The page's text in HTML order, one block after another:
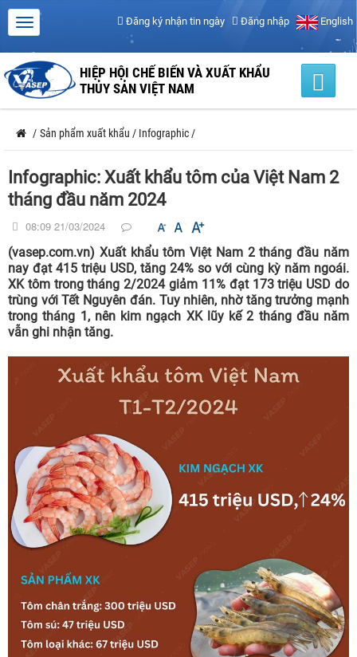
Đăng ký nhận tin ngày Đăng nhập English
HIỆP HỘI CHẾ BIẾN VÀ XUẤT KHẨU
THỦY SẢN VIỆT NAM
/ Sản phẩm xuất khẩu / Infographic /
Infographic: Xuất khẩu tôm của Việt Nam 2
tháng đầu năm 2024
08:09 21/03/2024
(vasep.com.vn) Xuất khẩu tôm Việt Nam 2 tháng đầu năm
nay đạt 415 triệu USD, tăng 24% so với cùng kỳ năm ngoái.
XK tôm trong tháng 2/2024 giảm 11% đạt 173 triệu USD do
trùng với Tết Nguyên đán. Tuy nhiên, nhờ tăng trưởng mạnh
trong tháng 1, nên kim ngạch XK lũy kế 2 tháng đầu năm
vẫn ghi nhận tăng.